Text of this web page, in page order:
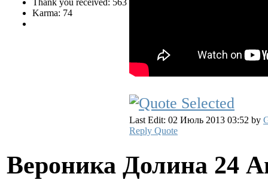
Karma: 74
Last Edit: 02 Июль 2013 03:52 by
Reply Quote
Вероника Долина 24